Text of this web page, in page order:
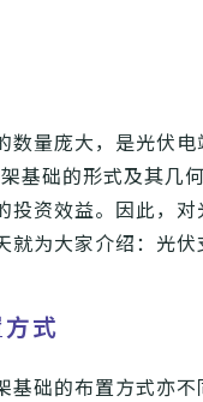
数量庞大，是光伏
基础的形式及其几
投资效益。因此，
为大家介绍：光
式
础的布置方式亦不